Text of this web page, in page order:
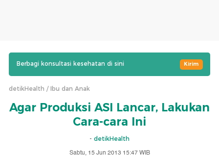
Berbagi konsultasi kesehatan di sini Kirim
detikHealth Ibu dan Anak
Agar Produksi ASI Lancar, Lakukan
Cara-cara Ini
- detikHealth
Sabtu, 15 Jun 2013 15:47 WIB